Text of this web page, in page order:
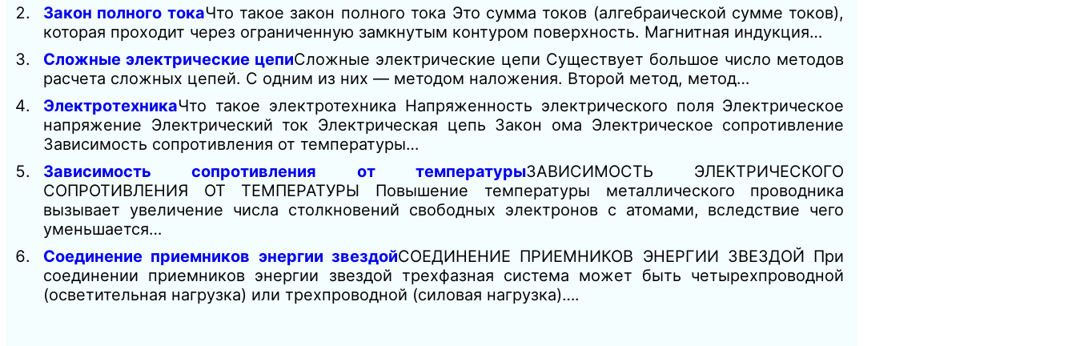
Закон полного токаЧто такое закон полного тока Это сумма токов (алгебраической сумме токов),
которая проходит через ограниченную замкнутым контуром поверхность. Магнитная индукция…
Сложные электрические цепиСложные электрические цепи Существует большое число методов
расчета сложных цепей. С одним из них — методом наложения. Второй метод, метод…
ЭлектротехникаЧто такое электротехника Напряженность электрического поля Электрическое
напряжение Электрический ток Электрическая цепь Закон ома Электрическое сопротивление
Зависимость сопротивления от температуры…
Зависимость сопротивления от температурыЗАВИСИМОСТЬ ЭЛЕКТРИЧЕСКОГО
СОПРОТИВЛЕНИЯ ОТ ТЕМПЕРАТУРЫ Повышение температуры металлического проводника
вызывает увеличение числа столкновений свободных элек­тронов с атомами, вследствие чего
уменьшается…
Соединение приемников энергии звездойСОЕДИНЕНИЕ ПРИЕМНИКОВ ЭНЕРГИИ ЗВЕЗДОЙ При
соединении приемников энергии звездой трехфазная система может быть четырехпроводной
(осветительная нагрузка) или трехпроводной (силовая нагрузка)….